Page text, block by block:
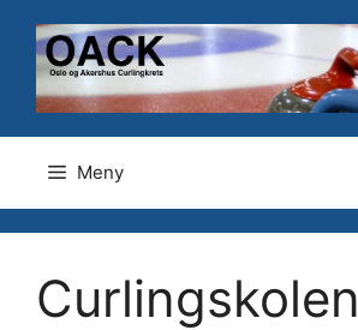
innhold
Meny
Curlingskolen